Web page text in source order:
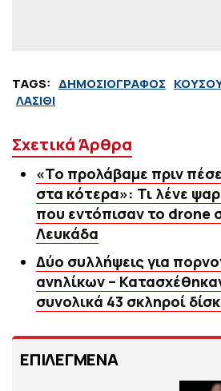
TAGS: ΔΗΜΟΣΙΟΓΡΑΦΟΣ
ΛΑΣΙΘΙ
Σχετικά Άρθρα
«Το προλάβαμε πριν
στα κότερα»: Τι λένε
που εντόπισαν το drone
Λευκάδα
Δύο συλλήψεις για
ανηλίκων –
συνολικά 43 σκληροί
ΕΠΙΛΕΓΜΕΝΑ